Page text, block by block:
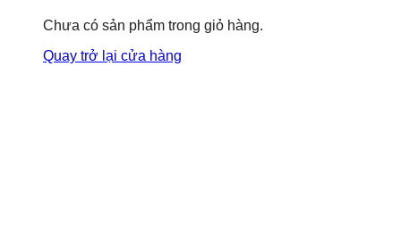
Chưa có sản phẩm trong giỏ hàng.
Quay trở lại cửa hàng